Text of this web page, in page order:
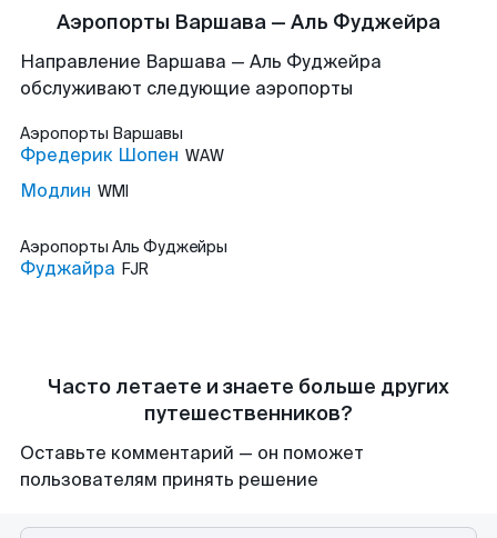
Аэропорты Варшава — Аль Фуджейра
Направление Варшава — Аль Фуджейра
обслуживают следующие аэропорты
Аэропорты Варшавы
Фредерик Шопен WAW
Модлин WMI
Аэропорты Аль Фуджейры
Фуджайра FJR
Часто летаете и знаете больше других
путешественников?
Оставьте комментарий — он поможет
пользователям принять решение